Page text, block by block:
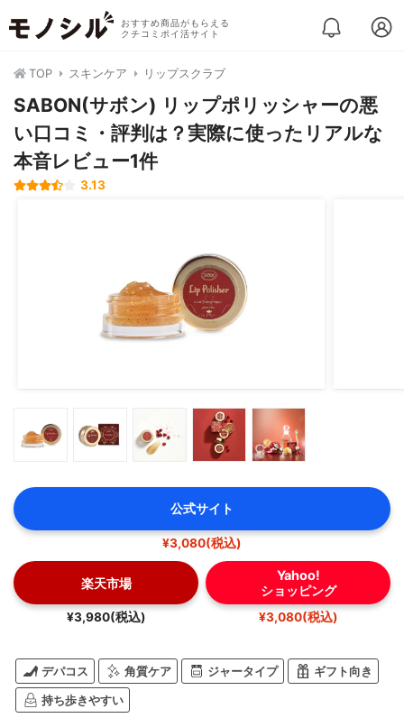
おすすめ商品がもらえる
クチコミポイ活サイト
TOP スキンケア リップスクラブ
SABON(サボン) リップポリッシャーの悪
い口コミ・評判は？実際に使ったリアルな
本音レビュー1件
3.13
公式サイト
¥3,080(税込)
楽天市場
¥3,980(税込)
Yahoo!
ショッピング
¥3,080(税込)
デパコス 角質ケア ジャータイプ ギフト向き
持ち歩きやすい